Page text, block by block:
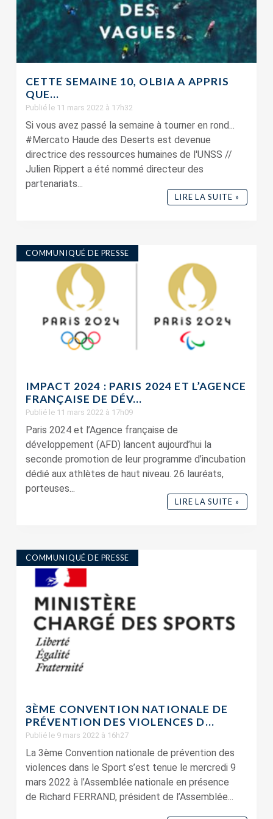
CETTE SEMAINE 10, OLBIA A APPRIS
QUE…
Publié le 11 mars 2022 à 17h32
Si vous avez passé la semaine à tourner en rond...
#Mercato Haude des Deserts est devenue
directrice des ressources humaines de l'UNSS //
Julien Rippert a été nommé directeur des
partenariats...
LIRE LA SUITE »
COMMUNIQUÉ DE PRESSE
IMPACT 2024 : PARIS 2024 ET L’AGENCE
FRANÇAISE DE DÉV...
Publié le 11 mars 2022 à 17h09
Paris 2024 et l’Agence française de
développement (AFD) lancent aujourd’hui la
seconde promotion de leur programme d’incubation
dédié aux athlètes de haut niveau. 26 lauréats,
porteuses...
LIRE LA SUITE »
COMMUNIQUÉ DE PRESSE
3ÈME CONVENTION NATIONALE DE
PRÉVENTION DES VIOLENCES D...
Publié le 9 mars 2022 à 16h27
La 3ème Convention nationale de prévention des
violences dans le Sport s’est tenue le mercredi 9
mars 2022 à l’Assemblée nationale en présence
de Richard FERRAND, président de l’Assemblée...